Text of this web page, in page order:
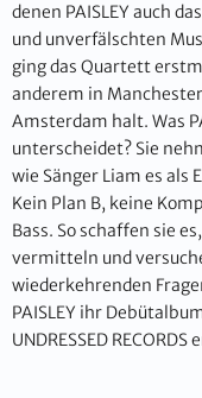
denen PAISLEY auch
und unverfälschten
ging das Quartett
anderem in
Amsterdam halt. Was
unterscheidet? Sie
wie Sänger Liam es
Kein Plan B, keine
Bass. So schaffen sie
vermitteln und
wiederkehrenden
PAISLEY ihr
UNDRESSED